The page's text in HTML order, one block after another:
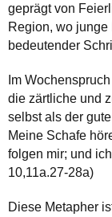
geprägt von
Region, wo
bedeutender
Im
die zärtliche und
selbst als der
Meine Schafe
folgen mir; und
10,11a.27-28a)
Diese Metapher